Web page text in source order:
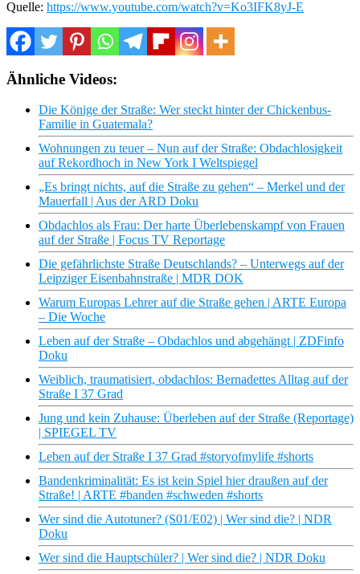
Quelle: https://www.youtube.com/watch?v=Ko3IFK8yJ-E
Ähnliche Videos:
Die Könige der Straße: Wer steckt hinter der Chickenbus-
Familie in Guatemala?
Wohnungen zu teuer – Nun auf der Straße: Obdachlosigkeit
auf Rekordhoch in New York I Weltspiegel
„Es bringt nichts, auf die Straße zu gehen“ – Merkel und der
Mauerfall | Aus der ARD Doku
Obdachlos als Frau: Der harte Überlebenskampf von Frauen
auf der Straße | Focus TV Reportage
Die gefährlichste Straße Deutschlands? – Unterwegs auf der
Leipziger Eisenbahnstraße | MDR DOK
Warum Europas Lehrer auf die Straße gehen | ARTE Europa
– Die Woche
Leben auf der Straße – Obdachlos und abgehängt | ZDFinfo
Doku
Weiblich, traumatisiert, obdachlos: Bernadettes Alltag auf der
Straße I 37 Grad
Jung und kein Zuhause: Überleben auf der Straße (Reportage)
| SPIEGEL TV
Leben auf der Straße I 37 Grad #storyofmylife #shorts
Bandenkriminalität: Es ist kein Spiel hier draußen auf der
Straße! | ARTE #banden #schweden #shorts
Wer sind die Autotuner? (S01/E02) | Wer sind die? | NDR
Doku
Wer sind die Hauptschüler? | Wer sind die? | NDR Doku